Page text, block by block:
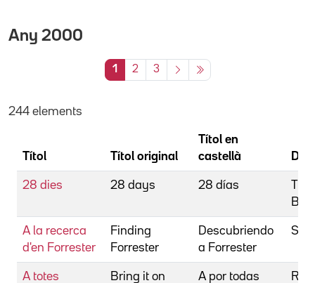
Any 2000
1 2 3
244 elements
Títol Títol original
Títol en
castellà
28 dies 28 days 28 días
A la recerca
d'en Forrester
Finding
Forrester
Descubriendo
a Forrester
A totes Bring it on A por todas